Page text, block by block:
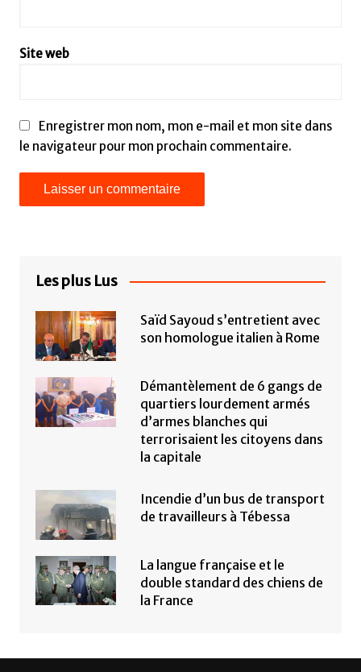
Site web
Enregistrer mon nom, mon e-mail et mon site dans
le navigateur pour mon prochain commentaire.
Les plus Lus
Saïd Sayoud s’entretient avec
son homologue italien à Rome
Démantèlement de 6 gangs de
quartiers lourdement armés
d’armes blanches qui
terrorisaient les citoyens dans
la capitale
Incendie d’un bus de transport
de travailleurs à Tébessa
La langue française et le
double standard des chiens de
la France